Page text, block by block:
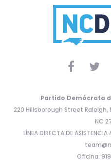
Partido Demócrata
220 Hillsborough Street Raleigh,
NC
LÍNEA DIRECTA DE
Oficina: